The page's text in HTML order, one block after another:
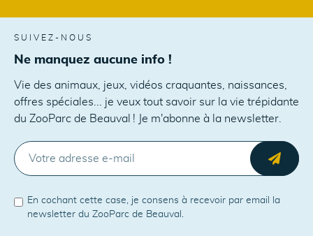
SUIVEZ-NOUS
Ne manquez aucune info !
Vie des animaux, jeux, vidéos craquantes, naissances,
offres spéciales... je veux tout savoir sur la vie trépidante
du ZooParc de Beauval ! Je m'abonne à la newsletter.
En cochant cette case, je consens à recevoir par email la
newsletter du ZooParc de Beauval.